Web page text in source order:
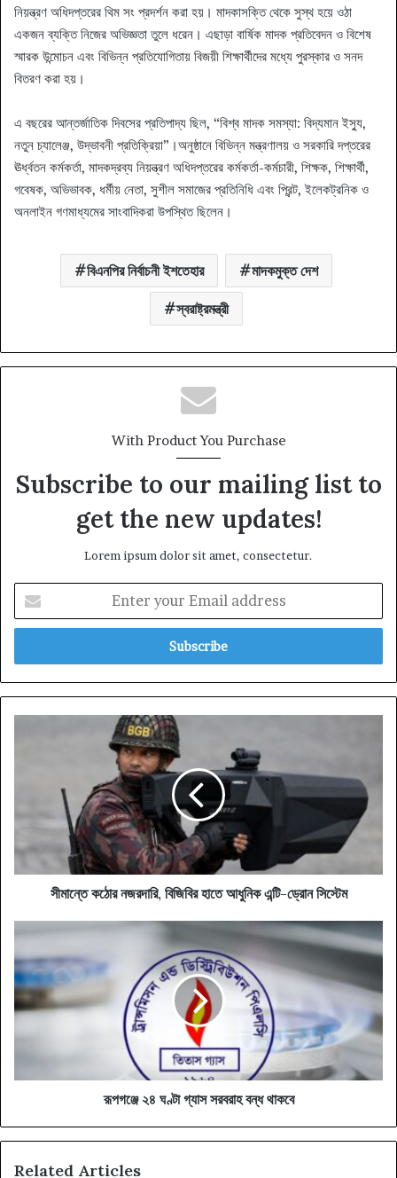
নিয়ন্ত্রণ অধিদপ্তরের থিম সং প্রদর্শন করা হয়। মাদকাসক্তি থেকে সুস্থ হয়ে ওঠা
একজন ব্যক্তি নিজের অভিজ্ঞতা তুলে ধরেন। এছাড়া বার্ষিক মাদক প্রতিবেদন ও বিশেষ
স্মারক উন্মোচন এবং বিভিন্ন প্রতিযোগিতায় বিজয়ী শিক্ষার্থীদের মধ্যে পুরস্কার ও সনদ
বিতরণ করা হয়।
এ বছরের আন্তর্জাতিক দিবসের প্রতিপাদ্য ছিল, “বিশ্ব মাদক সমস্যা: বিদ্যমান ইস্যু,
নতুন চ্যালেঞ্জ, উদ্ভাবনী প্রতিক্রিয়া”।অনুষ্ঠানে বিভিন্ন মন্ত্রণালয় ও সরকারি দপ্তরের
ঊর্ধ্বতন কর্মকর্তা, মাদকদ্রব্য নিয়ন্ত্রণ অধিদপ্তরের কর্মকর্তা-কর্মচারী, শিক্ষক, শিক্ষার্থী,
গবেষক, অভিভাবক, ধর্মীয় নেতা, সুশীল সমাজের প্রতিনিধি এবং প্রিন্ট, ইলেকট্রনিক ও
অনলাইন গণমাধ্যমের সাংবাদিকরা উপস্থিত ছিলেন।
বিএনপির নির্বাচনী ইশতেহার মাদকমুক্ত দেশ
স্বরাষ্ট্রমন্ত্রী
With Product You Purchase
Subscribe to our mailing list to
get the new updates!
Lorem ipsum dolor sit amet, consectetur.
your
Email
ড্রোন
সিস্টেম
সীমান্তে কঠোর নজরদারি, বিজিবির হাতে আধুনিক এন্টি-ড্রোন সিস্টেম
ঘণ্টা
গ্যাস
সরবরাহ
রূপগঞ্জে ২৪ ঘণ্টা গ্যাস সরবরাহ বন্ধ থাকবে
Related Articles